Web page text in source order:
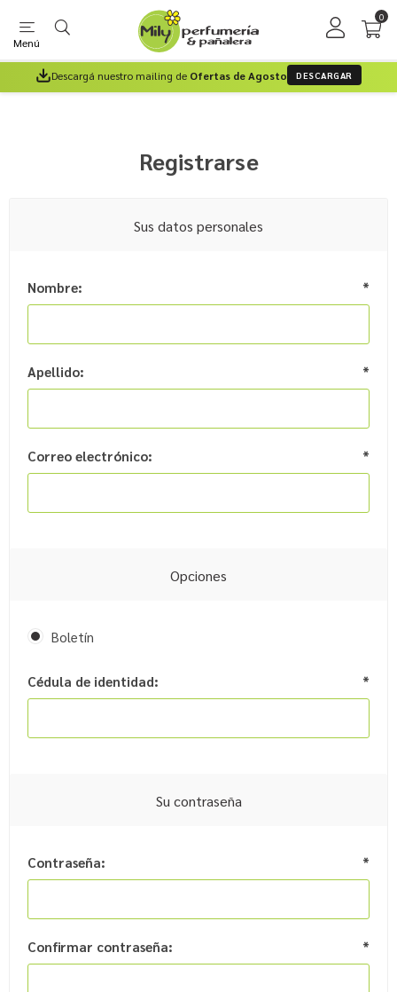
Menú
0
Descargá nuestro mailing de Ofertas de Agosto DESCARGAR
Registrarse
Sus datos personales
Nombre: *
Apellido: *
Correo electrónico: *
Opciones
Boletín
Cédula de identidad: *
Su contraseña
Contraseña: *
Confirmar contraseña: *